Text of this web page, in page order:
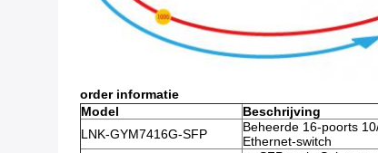
order informatie
Model
Beschrijving
LNK-GYM7416G-SFP
Beheerde 16-poorts
Ethernet-switch